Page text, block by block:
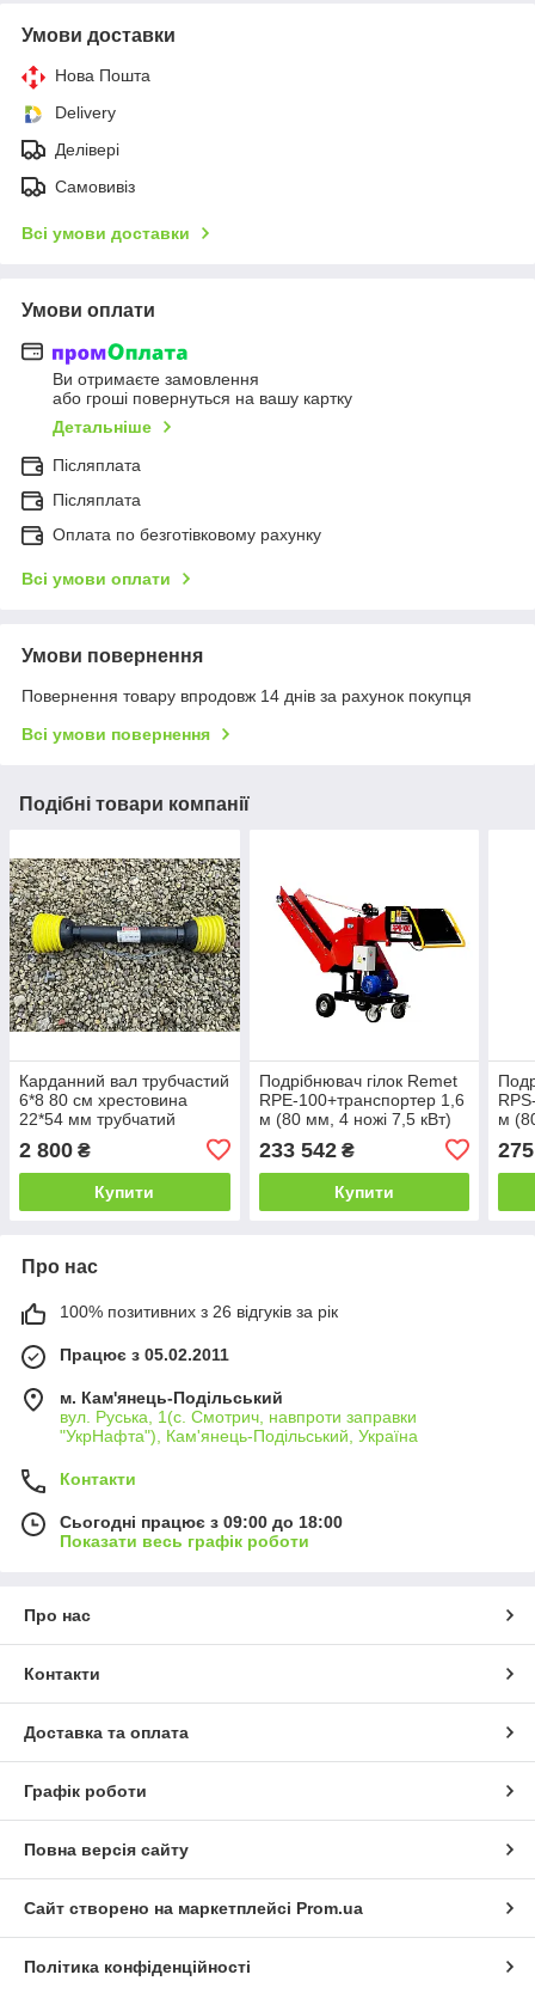
Умови доставки
Нова Пошта
Delivery
Делівері
Самовивіз
Всі умови доставки
Умови оплати
Ви отримаєте замовлення
або гроші повернуться на вашу картку
Детальніше
Післяплата
Післяплата
Оплата по безготівковому рахунку
Всі умови оплати
Умови повернення
Повернення товару впродовж 14 днів за рахунок покупця
Всі умови повернення
Подібні товари компанії
Карданний вал трубчастий
6*8 80 см хрестовина
22*54 мм трубчатий
2 800 ₴
Купити
Подрібнювач гілок Remet
RPE-100+транспортер 1,6
м (80 мм, 4 ножі 7,5 кВт)
233 542₴
Купити
м
Про нас
100% позитивних з 26 відгуків за рік
Працює з 05.02.2011
м. Кам'янець-Подільський
вул. Руська, 1(с. Смотрич, навпроти заправки
"УкрНафта"), Кам'янець-Подільський, Україна
Контакти
Сьогодні працює з 09:00 до 18:00
Показати весь графік роботи
Про нас
Контакти
Доставка та оплата
Графік роботи
Повна версія сайту
Сайт створено на маркетплейсі Prom.ua
Політика конфіденційності